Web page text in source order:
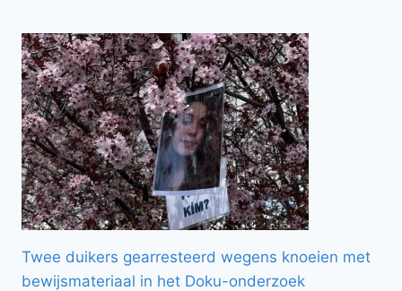
Twee duikers gearresteerd wegens knoeien met
bewijsmateriaal in het Doku-onderzoek